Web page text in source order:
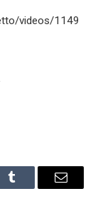
videos/1149
Tumblr Email